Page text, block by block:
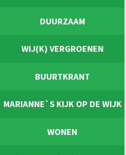
DUURZAAM
WIJ(K) VERGROENEN
BUURTKRANT
MARIANNE`S KIJK OP DE WIJK
WONEN